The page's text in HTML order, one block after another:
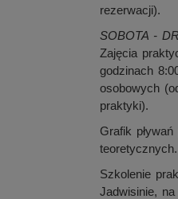
rezerwacji).
SOBOTA -
Zajęcia
godzinach
osobowych
praktyki).
Grafik
teoretycznych.
Szkolenie
Jadwisinie,